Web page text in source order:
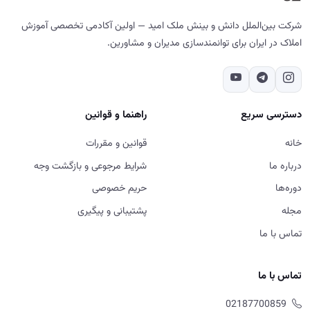
شرکت بین‌الملل دانش و بینش ملک امید — اولین آکادمی تخصصی آموزش
املاک در ایران برای توانمندسازی مدیران و مشاورین.
دسترسی سریع
خانه
درباره ما
دوره‌ها
مجله
تماس با ما
راهنما و قوانین
قوانین و مقررات
شرایط مرجوعی و بازگشت وجه
حریم خصوصی
پشتیبانی و پیگیری
تماس با ما
02187700859